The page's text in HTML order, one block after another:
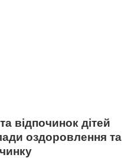
відпочинок дітей
оздоровлення та